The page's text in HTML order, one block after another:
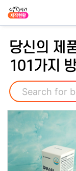
당신의 제
101가지